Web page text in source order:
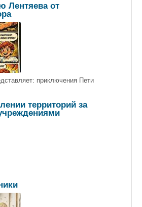
Лентяева от
приключения Пети
территорий за